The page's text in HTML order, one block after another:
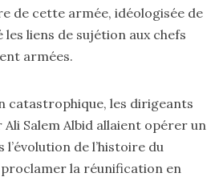
de cette armée, idéologisée de
les liens de sujétion aux chefs
armées.
catastrophique, les dirigeants
Salem Albid allaient opérer un
de l’histoire du
proclamer la réunification en